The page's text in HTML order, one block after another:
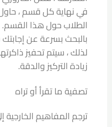
في نهاية كل قسم ،
الطلاب حول هذا
بالبحث بسرعة عن
لذلك ، سيتم تحفيز
زيادة التركيز والدقة.
تصفية ما تقرأ أو تراه
ترجم المفاهيم الخارجية